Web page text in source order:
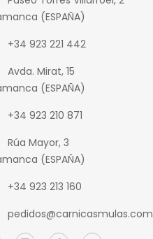
(ESPAÑA)
+34 923 221 442
Avda. Mirat, 15
(ESPAÑA)
+34 923 210 871
Rúa Mayor, 3
(ESPAÑA)
+34 923 213 160
pedidos@carnicasmulas.com